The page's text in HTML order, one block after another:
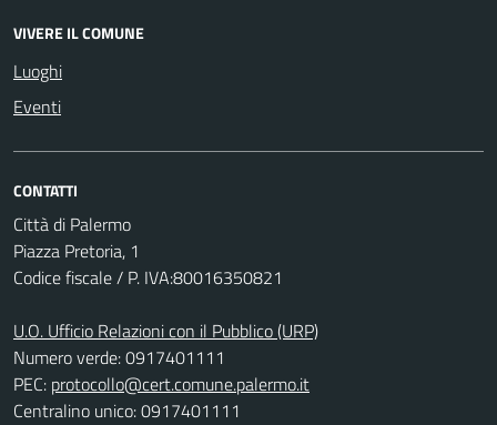
VIVERE IL COMUNE
Luoghi
Eventi
CONTATTI
Città di Palermo
Piazza Pretoria, 1
Codice fiscale / P. IVA:80016350821
U.O. Ufficio Relazioni con il Pubblico (URP)
Numero verde: 0917401111
PEC: protocollo@cert.comune.palermo.it
Centralino unico: 0917401111